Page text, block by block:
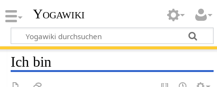
Yogawiki
Ich bin